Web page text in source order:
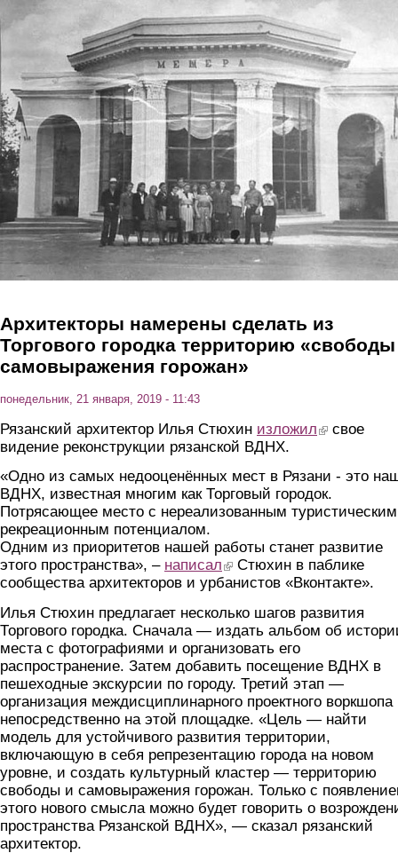
Перейти к основному содержанию
Архитекторы намерены сделать из
Торгового городка территорию
самовыражения горожан»
понедельник, 21 января, 2019 - 11:43
Рязанский архитектор Илья Стюхин изложил (link is external)
свое
видение реконструкции рязанской ВДНХ.
«Одно из самых недооценённых мест в Рязани - это
ВДНХ, известная многим как Торговый городок.
Потрясающее место с нереализованным
рекреационным потенциалом.
Одним из приоритетов нашей работы станет развитие
этого пространства», – написал (link is external)
Стюхин в паблике
сообщества архитекторов и урбанистов «Вконтакте».
Илья Стюхин предлагает несколько шагов развития
Торгового городка. Сначала — издать альбом об
места с фотографиями и организовать его
распространение. Затем добавить посещение ВДНХ в
пешеходные экскурсии по городу. Третий этап —
организация междисциплинарного проектного воркшопа
непосредственно на этой площадке. «Цель — найти
модель для устойчивого развития территории,
включающую в себя репрезентацию города на новом
уровне, и создать культурный кластер — территорию
свободы и самовыражения горожан. Только с
этого нового смысла можно будет говорить о
пространства Рязанской ВДНХ», — сказал рязанский
архитектор.